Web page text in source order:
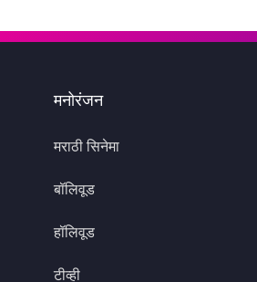
मनोरंजन
मराठी सिनेमा
बॉलिवूड
हॉलिवूड
टीव्ही